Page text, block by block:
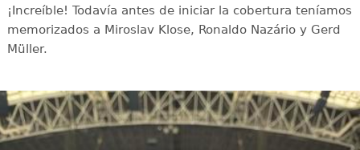
¡Increíble! Todavía antes de iniciar la cobertura teníamos
memorizados a Miroslav Klose, Ronaldo Nazário y Gerd
Müller.